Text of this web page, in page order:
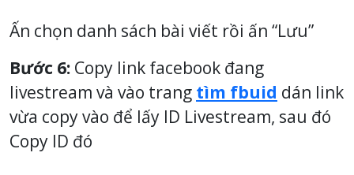
Ấn chọn danh sách bài viết rồi ấn “Lưu”
Bước 6: Copy link facebook đang
livestream và vào trang tìm fbuid dán link
vừa copy vào để lấy ID Livestream, sau đó
Copy ID đó